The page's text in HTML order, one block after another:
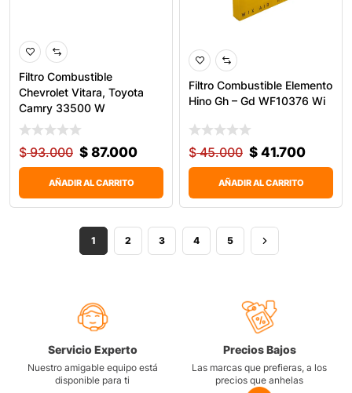
Filtro Combustible
Chevrolet Vitara, Toyota
Camry 33500 W
$93.000 $ 87.000
AÑADIR AL CARRITO
Filtro Combustible Elemento
Hino Gh – Gd WF10376 Wi
$45.000 $ 41.700
AÑADIR AL CARRITO
1 2 3 4 5
Servicio Experto
Nuestro amigable equipo está
disponible para ti
Precios Bajos
Las marcas que prefieras, a los
precios que anhelas